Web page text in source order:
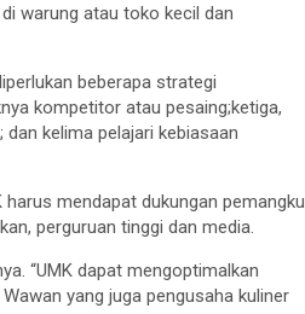
warung atau toko kecil dan
beberapa strategi
kompetitor atau pesaing;ketiga,
; dan kelima pelajari kebiasaan
mendapat dukungan pemangku
perguruan tinggi dan media.
“UMK dapat mengoptimalkan
yang juga pengusaha kuliner